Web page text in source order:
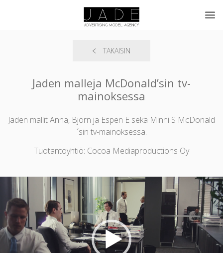
TAKAISIN
Jaden malleja McDonald’sin tv-
mainoksessa
Jaden mallit Anna, Björn ja Espen E sekä Minni S McDonald
´sin tv-mainoksessa.
Tuotantoyhtiö: Cocoa Mediaproductions Oy
Videotoistin